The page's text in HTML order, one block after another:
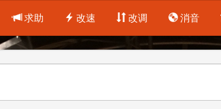
求助 改速 改调 消音